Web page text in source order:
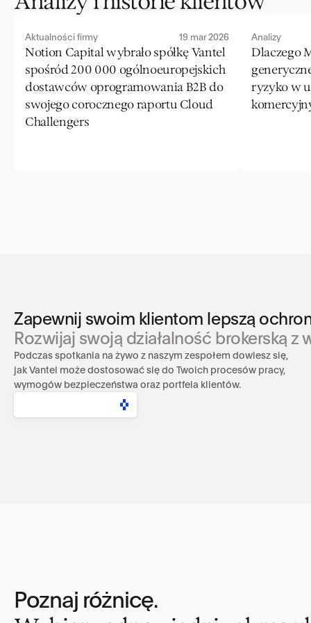
Aktualności firmy 19 mar 2026
Notion Capital wybrało spółkę Vantel
spośród 200 000 ogólnoeuropejskich
dostawców oprogramowania B2B do
swojego corocznego raportu Cloud
Challengers
Analizy
Dlaczego
ryzyko w
Zapewnij swoim klientom lepszą
Rozwijaj swoją działalność brokerską z
Podczas spotkania na żywo z naszym zespołem dowiesz się,
jak Vantel może dostosować się do Twoich procesów pracy,
wymogów bezpieczeństwa oraz portfela klientów.
Poznaj różnicę.